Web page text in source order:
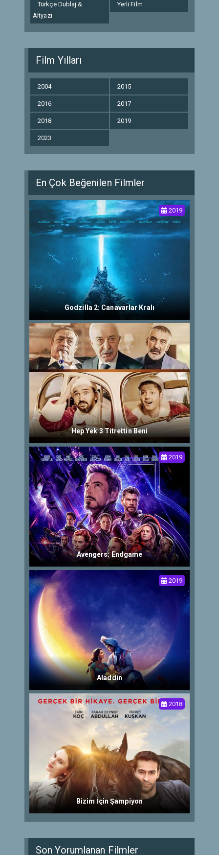
Türkçe Dublaj &
Altyazı
Yerli Film
Film Yılları
2004 2015
2016 2017
2018 2019
2023
En Çok Beğenilen Filmler
Godzilla 2: Canavarlar Kralı
2019
Hep Yek 3 Titrettin Beni
Avengers: Endgame
2019
Aladdin
2019
Bizim İçin Şampiyon
2018
Son Yorumlanan Filmler